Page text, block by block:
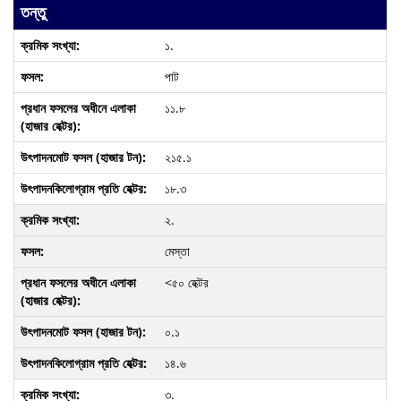
তন্তু
১.
পাট
১১.৮
২১৫.১
১৮.৩
২.
মেস্তা
<৫০ হেক্টর
০.১
১৪.৬
৩.